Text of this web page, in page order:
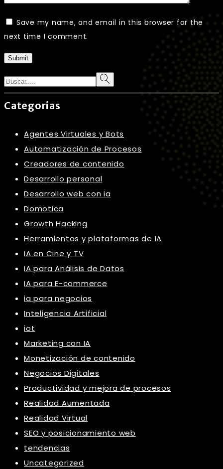
Save my name, and email in this browser for the
next time I comment.
Submit
Search
Categorias
Agentes Virtuales y Bots
Automatización de Procesos
Creadores de contenido
Desarrollo personal
Desarrollo web con ia
Domotica
Growth Hacking
Herramientas y plataformas de IA
IA en Cine y TV
IA para Análisis de Datos
IA para E-commerce
ia para negocios
Inteligencia Artificial
iot
Marketing con IA
Monetización de contenido
Negocios Digitales
Productividad y mejora de procesos
Realidad Aumentada
Realidad Virtual
SEO y posicionamiento web
tendencias
Uncategorized